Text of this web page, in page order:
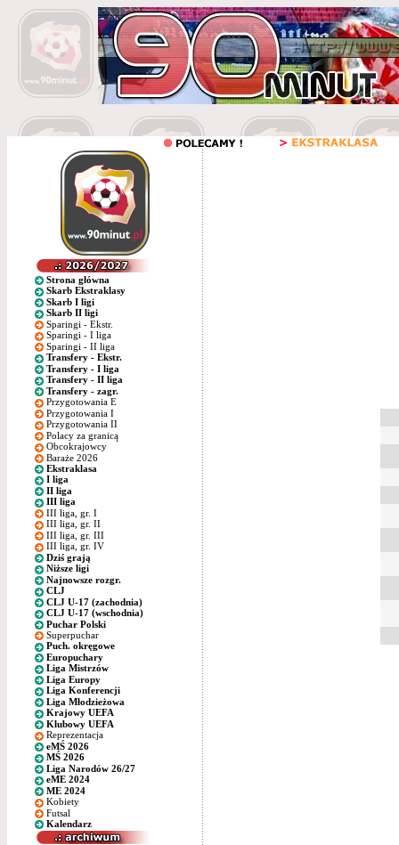
Strona główna
Skarb Ekstraklasy
Skarb I ligi
Skarb II ligi
Sparingi - Ekstr.
Sparingi - I liga
Sparingi - II liga
Transfery - Ekstr.
Transfery - I liga
Transfery - II liga
Transfery - zagr.
Przygotowania E
Przygotowania I
Przygotowania II
Polacy za granicą
Obcokrajowcy
Baraże 2026
Ekstraklasa
I liga
II liga
III liga
III liga, gr. I
III liga, gr. II
III liga, gr. III
III liga, gr. IV
Dziś grają
Niższe ligi
Najnowsze rozgr.
CLJ
CLJ U-17 (zachodnia)
CLJ U-17 (wschodnia)
Puchar Polski
Superpuchar
Puch. okręgowe
Europuchary
Liga Mistrzów
Liga Europy
Liga Konferencji
Liga Młodzieżowa
Krajowy UEFA
Klubowy UEFA
Reprezentacja
eMŚ 2026
MŚ 2026
Liga Narodów 26/27
eME 2024
ME 2024
Kobiety
Futsal
Kalendarz